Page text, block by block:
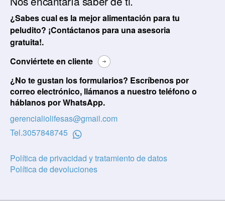
¿Sabes cual es la mejor alimentación para tu
peludito? ¡Contáctanos para una asesoria
gratuita!.
Conviértete en cliente
¿No te gustan los formularios? Escríbenos por
correo electrónico, llámanos a nuestro teléfono o
háblanos por WhatsApp.
gerencialiolifesas@gmail.com
Tel.3057848745
Política de privacidad y tratamiento de datos
Política de devoluciones